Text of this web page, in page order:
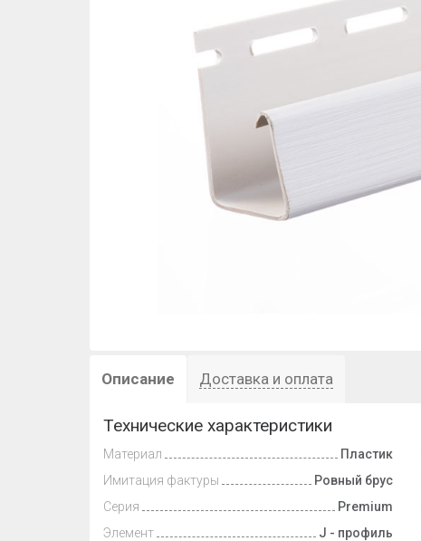
Описание Доставка и оплата
Технические характеристики
Материал
Пластик
Имитация фактуры
Ровный брус
Серия
Premium
Элемент
J - профиль